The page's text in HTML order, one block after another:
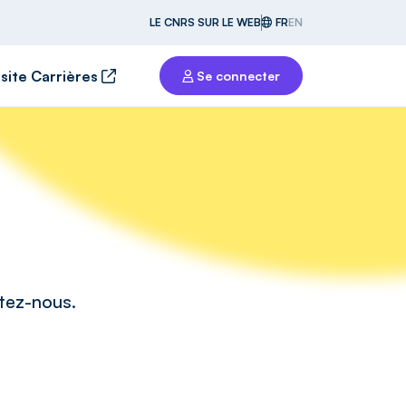
LE CNRS SUR LE WEB FREN
Carrières Se connecter
nous.